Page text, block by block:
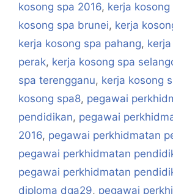
kosong spa 2016, kerja kosong
kosong spa brunei, kerja
kerja kosong spa pahang,
perak, kerja kosong spa
spa terengganu, kerja kosong
kosong spa8, pegawai
pendidikan, pegawai
2016, pegawai perkhidmatan
pegawai perkhidmatan
pegawai perkhidmatan
diploma dga29, pegawai